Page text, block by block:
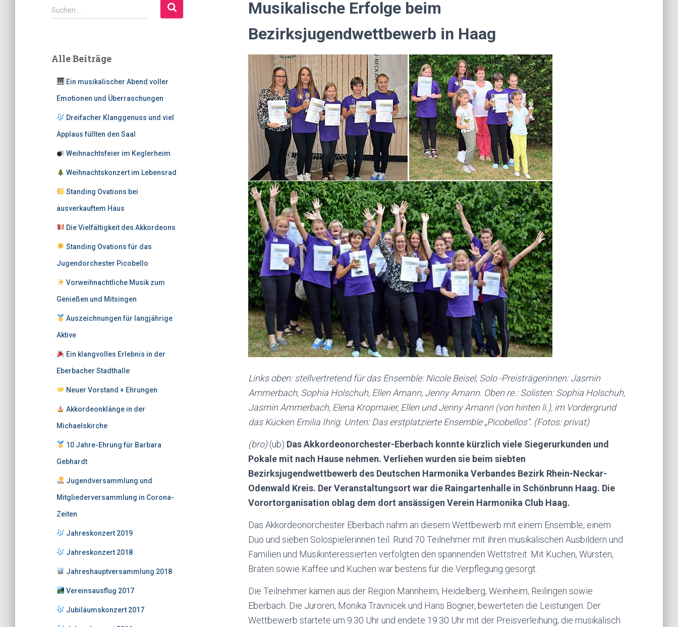
S
u
n
Suchen …
Alle Beiträge
Ein musikalischer Abend voller
Emotionen und Überraschungen
Dreifacher Klanggenuss und viel
Applaus füllten den Saal
Weihnachtsfeier im Keglerheim
Weihnachtskonzert im Lebensrad
Standing Ovations bei
ausverkauftem Haus
Die Vielfältigkeit des Akkordeons
Standing Ovations für das
Jugendorchester Picobello
Vorweihnachtliche Musik zum
Genießen und Mitsingen
Auszeichnungen für langjährige
Aktive
Ein klangvolles Erlebnis in der
Eberbacher Stadthalle
Neuer Vorstand + Ehrungen
Akkordeonklänge in der
Michaelskirche
10 Jahre-Ehrung für Barbara
Gebhardt
Jugendversammlung und
Mitgliederversammlung in Corona-
Zeiten
Jahreskonzert 2019
Jahreskonzert 2018
Jahreshauptversammlung 2018
Vereinsausflug 2017
Jubiläumskonzert 2017
Musikalische Erfolge beim
Bezirksjugendwettbewerb in Haag
Links oben: stellvertretend für das Ensemble: Nicole Beisel, Solo -Preisträgerinnen: Jasmin
Ammerbach, Sophia Holschuh, Ellen Amann, Jenny Amann. Oben re.: Solisten: Sophia Holschuh,
Jasmin Ammerbach, Elena Kropmaier, Ellen und Jenny Amann (von hinten li.), im Vordergrund
das Kücken Emilia Ihrig. Unten: Das erstplatzierte Ensemble „Picobellos“. (Fotos: privat)
(bro)(ub) Das Akkordeonorchester-Eberbach konnte kürzlich viele Siegerurkunden und
Pokale mit nach Hause nehmen. Verliehen wurden sie beim siebten
Bezirksjugendwettbewerb des Deutschen Harmonika Verbandes Bezirk Rhein-Neckar-
Odenwald Kreis. Der Veranstaltungsort war die Raingartenhalle in Schönbrunn Haag. Die
Vorortorganisation oblag dem dort ansässigen Verein Harmonika Club Haag.
Das Akkordeonorchester Eberbach nahm an diesem Wettbewerb mit einem Ensemble, einem
Duo und sieben Solospielerinnen teil. Rund 70 Teilnehmer mit ihren musikalischen Ausbildern und
Familien und Musikinteressierten verfolgten den spannenden Wettstreit. Mit Kuchen, Würsten,
Braten sowie Kaffee und Kuchen war bestens für die Verpflegung gesorgt.
Die Teilnehmer kamen aus der Region Mannheim, Heidelberg, Weinheim, Reilingen sowie
Eberbach. Die Juroren, Monika Travnicek und Hans Bogner, bewerteten die Leistungen. Der
Wettbewerb startete um 9.30 Uhr und endete 19.30 Uhr mit der Preisverleihung, die musikalisch